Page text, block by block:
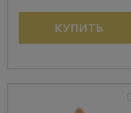
КУПИТЬ